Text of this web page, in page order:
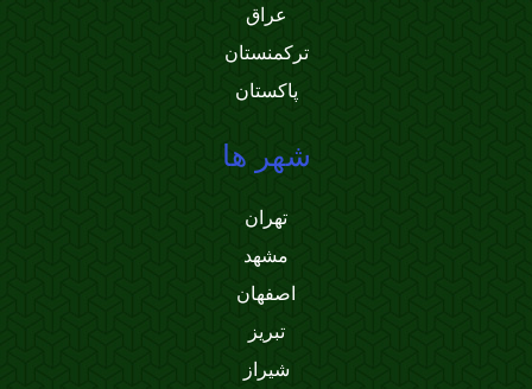
عراق
ترکمنستان
پاکستان
شهر ها
تهران
مشهد
اصفهان
تبریز
شیراز